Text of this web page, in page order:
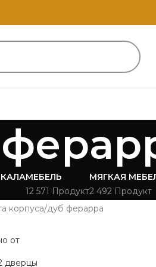
МЕБЕЛЬ
12 571 Продукт
МЯГКАЯ
2 492 Продукт
корпуса дуб ферарра